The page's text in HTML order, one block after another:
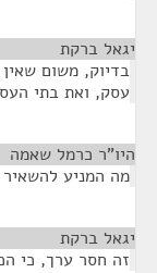
יגאל ברקת
בדיוק, משום
עסק, ואת בתי
היו"ר כרמל שאמה
מה המניע
יגאל ברקת
זה חסר ערך, כי